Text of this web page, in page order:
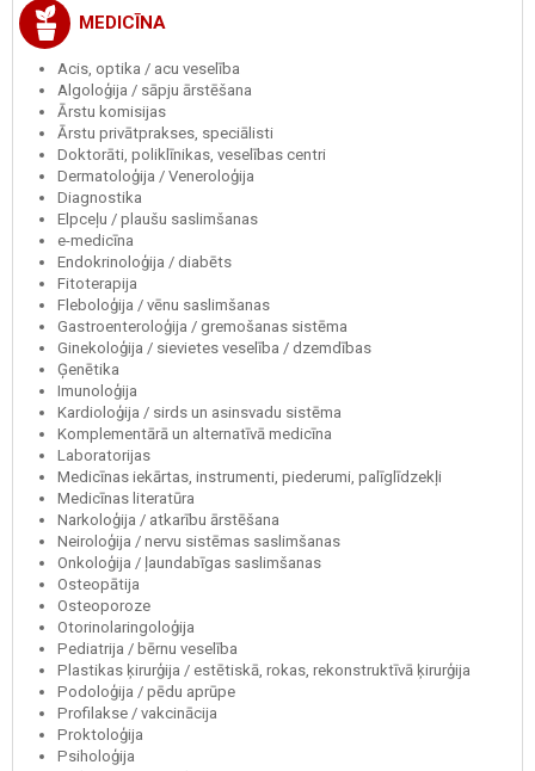
MEDICĪNA
Acis, optika / acu veselība
Algoloģija / sāpju ārstēšana
Ārstu komisijas
Ārstu privātprakses, speciālisti
Doktorāti, poliklīnikas, veselības centri
Dermatoloģija / Veneroloģija
Diagnostika
Elpceļu / plaušu saslimšanas
e-medicīna
Endokrinoloģija / diabēts
Fitoterapija
Fleboloģija / vēnu saslimšanas
Gastroenteroloģija / gremošanas sistēma
Ginekoloģija / sievietes veselība / dzemdības
Ģenētika
Imunoloģija
Kardioloģija / sirds un asinsvadu sistēma
Komplementārā un alternatīvā medicīna
Laboratorijas
Medicīnas iekārtas, instrumenti, piederumi, palīglīdzekļi
Medicīnas literatūra
Narkoloģija / atkarību ārstēšana
Neiroloģija / nervu sistēmas saslimšanas
Onkoloģija / ļaundabīgas saslimšanas
Osteopātija
Osteoporoze
Otorinolaringoloģija
Pediatrija / bērnu veselība
Plastikas ķirurģija / estētiskā, rokas, rekonstruktīvā ķirurģija
Podoloģija / pēdu aprūpe
Profilakse / vakcinācija
Proktoloģija
Psiholoģija